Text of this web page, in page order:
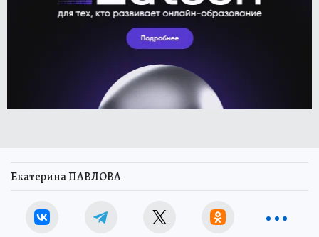
Екатерина ПАВЛОВА